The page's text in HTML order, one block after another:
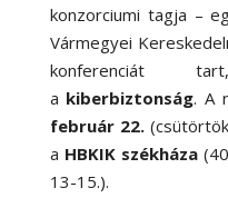
konzorciumi tagja –
Vármegyei
konferenciát
a kiberbiztonság. A
február 22.
a HBKIK székháza
13-15.).